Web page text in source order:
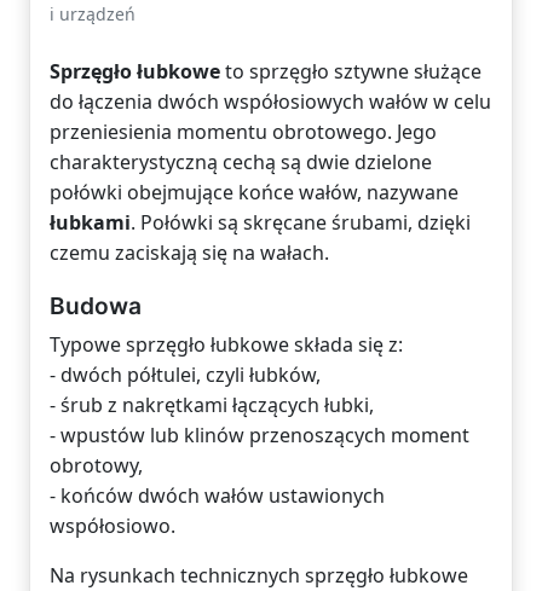
i urządzeń
Sprzęgło łubkoweto sprzęgło sztywne służące
do łączenia dwóch współosiowych wałów w celu
przeniesienia momentu obrotowego. Jego
charakterystyczną cechą są dwie dzielone
połówki obejmujące końce wałów, nazywane
łubkami. Połówki są skręcane śrubami, dzięki
czemu zaciskają się na wałach.
Budowa
Typowe sprzęgło łubkowe składa się z:
- dwóch półtulei, czyli łubków,
- śrub z nakrętkami łączących łubki,
- wpustów lub klinów przenoszących moment
obrotowy,
- końców dwóch wałów ustawionych
współosiowo.
Na rysunkach technicznych sprzęgło łubkowe